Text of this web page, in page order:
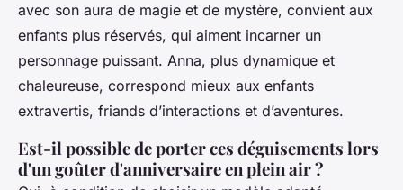
avec son aura de magie et de mystère, convient aux
enfants plus réservés, qui aiment incarner un
personnage puissant. Anna, plus dynamique et
chaleureuse, correspond mieux aux enfants
extravertis, friands d’interactions et d’aventures.
Est-il possible de porter ces déguisements lors
d'un goûter d'anniversaire en plein air ?